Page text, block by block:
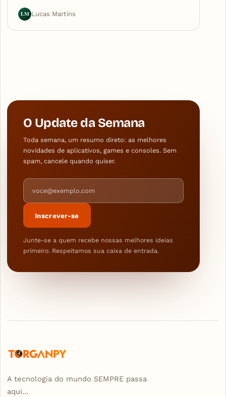
LM Lucas Martins
O Update da Semana
Toda semana, um resumo direto: as melhores
novidades de aplicativos, games e consoles. Sem
spam, cancele quando quiser.
Endereço de e-mail
Inscrever-se
Junte-se a quem recebe nossas melhores ideias
primeiro. Respeitamos sua caixa de entrada.
A tecnologia do mundo SEMPRE passa
aqui...